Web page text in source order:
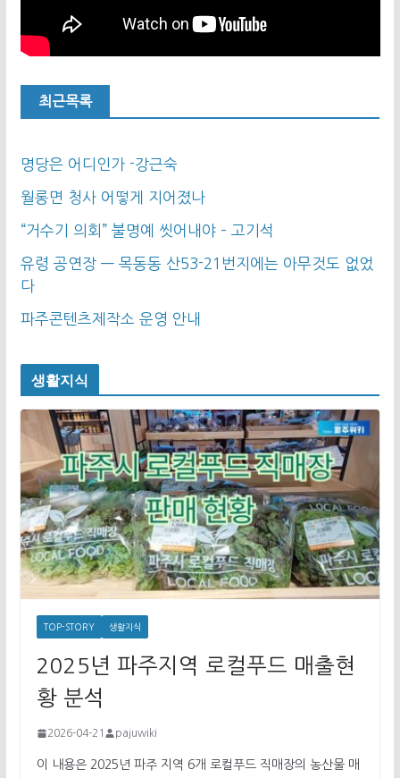
최근목록
명당은 어디인가 -강근숙
월롱면 청사 어떻게 지어졌나
“거수기 의회” 불명예 씻어내야 – 고기석
유령 공연장 — 목동동 산53-21번지에는 아무것도 없었
다
파주콘텐츠제작소 운영 안내
생활지식
TOP-STORY 생활지식
2025년 파주지역 로컬푸드 매출현
황 분석
2026-04-21 pajuwiki
이 내용은 2025년 파주 지역 6개 로컬푸드 직매장의 농산물 매